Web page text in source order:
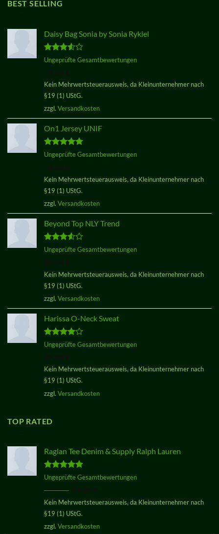
BEST SELLING
Daisy Bag Sonia by Sonia Rykiel
Bewertet
Ungeprüfte Gesamtbewertungen
Kein Mehrwertsteuerausweis, da Kleinunternehmer nach
§19 (1) UStG.
zzgl. Versandkosten
On1 Jersey UNIF
Bewertet
Ungeprüfte Gesamtbewertungen
Kein Mehrwertsteuerausweis, da Kleinunternehmer nach
§19 (1) UStG.
zzgl. Versandkosten
Beyond Top NLY Trend
Bewertet
Ungeprüfte Gesamtbewertungen
Kein Mehrwertsteuerausweis, da Kleinunternehmer nach
§19 (1) UStG.
zzgl. Versandkosten
Harissa O-Neck Sweat
Bewertet
Ungeprüfte Gesamtbewertungen
Kein Mehrwertsteuerausweis, da Kleinunternehmer nach
§19 (1) UStG.
zzgl. Versandkosten
TOP RATED
Raglan Tee Denim & Supply Ralph Lauren
Bewertet
von 5
Ungeprüfte Gesamtbewertungen
29,00€
Preis
war:
Preis
Kein Mehrwertsteuerausweis, da Kleinunternehmer nach
§19 (1) UStG.
zzgl. Versandkosten